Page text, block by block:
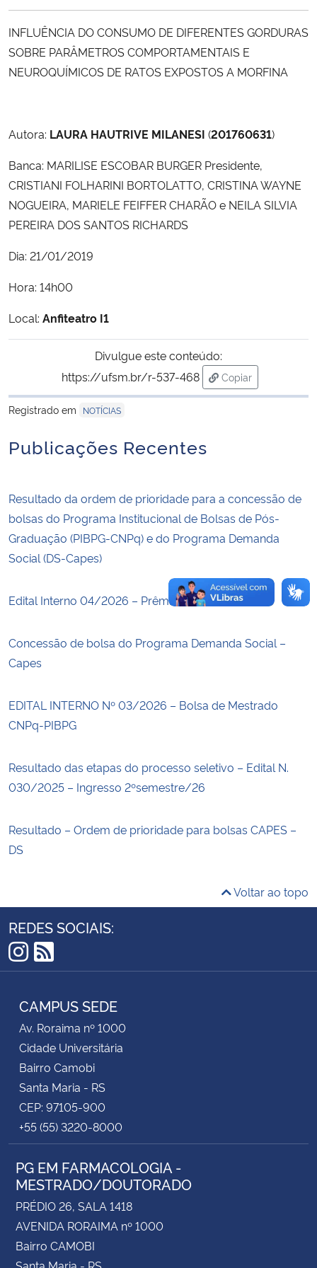
Ministério da Cidadania
Ministério da Saúde
Ministério do Meio Ambiente
Ministério do Turismo
Ministério da Mulher, da Família e dos Direitos Humanos
Secretaria de Governo
Advocacia-Geral da União
Banco Central do Brasil
Planalto
INFLUÊNCIA DO CONSUMO DE DIFERENTES GORDURAS
SOBRE PARÂMETROS COMPORTAMENTAIS E
NEUROQUÍMICOS DE RATOS EXPOSTOS A MORFINA
Autora: LAURA HAUTRIVE MILANESI (201760631)
Banca: MARILISE ESCOBAR BURGER Presidente,
CRISTIANI FOLHARINI BORTOLATTO, CRISTINA WAYNE
NOGUEIRA, MARIELE FEIFFER CHARÃO e NEILA SILVIA
PEREIRA DOS SANTOS RICHARDS
Dia: 21/01/2019
Hora: 14h00
Local: Anfiteatro I1
Divulgue este conteúdo:
https://ufsm.br/r-537-468
Copiar
para área de
Registrado em
NOTÍCIAS
Publicações Recentes
Resultado da ordem de prioridade para a concessão de
bolsas do Programa Institucional de Bolsas de Pós-
Graduação (PIBPG-CNPq) e do Programa Demanda
Social (DS-Capes)
Edital Interno 04/2026 – Prêmio Tese UFSM
Concessão de bolsa do Programa Demanda Social –
Capes
EDITAL INTERNO Nº 03/2026 – Bolsa de Mestrado
CNPq-PIBPG
Resultado das etapas do processo seletivo – Edital N.
030/2025 – Ingresso 2ºsemestre/26
Resultado – Ordem de prioridade para bolsas CAPES –
DS
Voltar ao topo
REDES SOCIAIS:
Instagram
RSS
CAMPUS SEDE
Av. Roraima nº 1000
Cidade Universitária
Bairro Camobi
Santa Maria - RS
CEP: 97105-900
+55 (55) 3220-8000
PG EM FARMACOLOGIA -
MESTRADO/DOUTORADO
PRÉDIO 26, SALA 1418
AVENIDA RORAIMA nº 1000
Bairro CAMOBI
Santa Maria - RS